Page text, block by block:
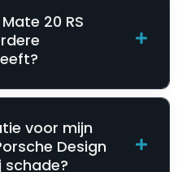
20 RS
voor mijn
Design
schade?